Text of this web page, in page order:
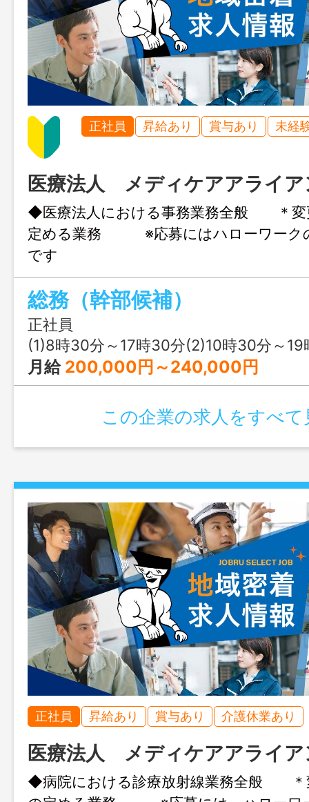
正社員 昇給あり 賞与あり 未経
医療法人 メディケアアライア
◆医療法人における事務業務全般 ＊変
定める業務 ※応募にはハローワーク
です
総務（幹部候補）
正社員
(1)8時30分～17時30分(2)10時30分～19
月給 200,000円～240,000円
この企業の求人をすべて
正社員 昇給あり 賞与あり 介護休業あり
医療法人 メディケアアライア
◆病院における診療放射線業務全般 ＊